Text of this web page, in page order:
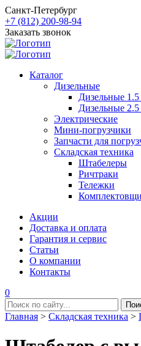
Санкт-Петербург
+7 (812) 200-98-94
Заказать звонок
Каталог
Дизельные
Дизельные 1.5
Дизельные 2.5
Электрические
Мини-погрузчики
Запчасти для
Складская техника
Штабелеры
Ричтраки
Тележки
Акции
Доставка и оплата
Гарантия и сервис
Статьи
О компании
Контакты
0
Главная > Складская техника >